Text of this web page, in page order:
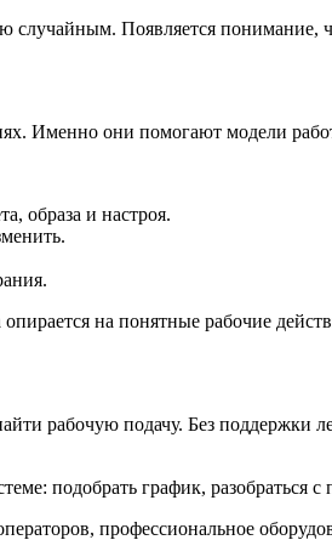
случайным. Появляется
Именно они помогают модели
образа и настроя.
на понятные рабочие
рабочую подачу. Без поддержки
подобрать график, разобраться
профессиональное